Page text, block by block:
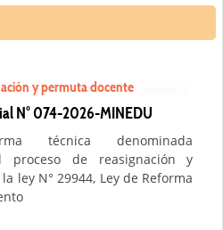
y permuta docente
N° 074-2026-MINEDU
técnica denominada
proceso de reasignación y
ley N° 29944, Ley de Reforma